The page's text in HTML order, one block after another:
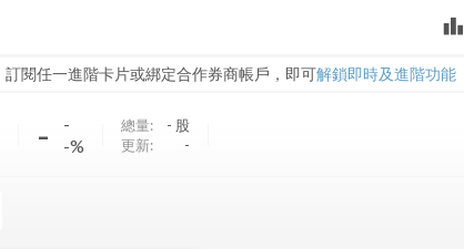
leaderboard
訂閱任一進階卡片或綁定合作券商帳戶，即可解鎖即時及進階功能
線
-
-
-%
總量: - 股
更新:
-